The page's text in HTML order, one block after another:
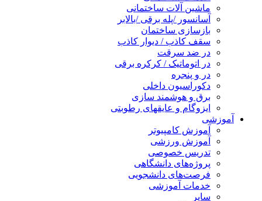
ماشین آلات ساختمانی
آسانسور /پله برقی /بالابر
بازسازی ساختمان
سقف کاذب / دیوار کاذب
در ضد سرقت
در اتوماتیک / کرکره برقی
در و پنجره
دکوراسیون داخلی
برق و هوشمند سازی
ایزوگام و عایقهای رطوبتی
آموزشی
آموزش کامپیوتر
آموزش ورزشی
تدریس خصوصی
پروژه‌های دانشگاهی
فرصت‌های دانشجویی
خدمات آموزشی
سایر